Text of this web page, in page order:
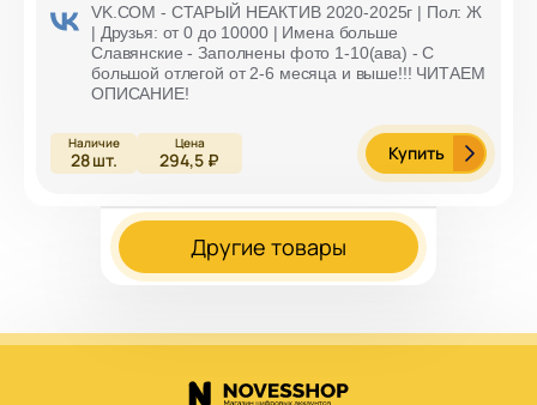
VK.COM - СТАРЫЙ НЕАКТИВ 2020-2025г | Пол: Ж
| Друзья: от 0 до 10000 | Имена больше
Славянские - Заполнены фото 1-10(ава) - С
большой отлегой от 2-6 месяца и выше!!! ЧИТАЕМ
ОПИСАНИЕ!
28шт. 294,5 ₽ Купить
Другие товары